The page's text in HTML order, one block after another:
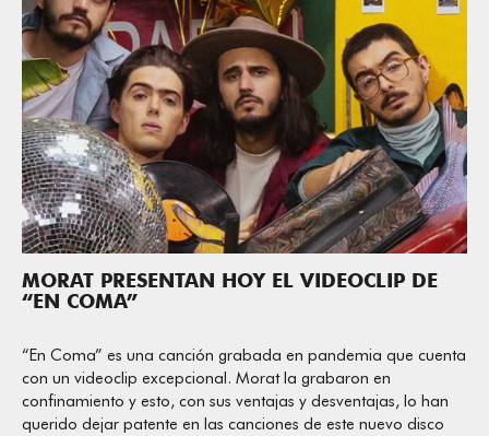
MORAT PRESENTAN HOY EL VIDEOCLIP DE
“EN COMA”
“En Coma” es una canción grabada en pandemia que cuenta
con un videoclip excepcional. Morat la grabaron en
confinamiento y esto, con sus ventajas y desventajas, lo han
querido dejar patente en las canciones de este nuevo disco